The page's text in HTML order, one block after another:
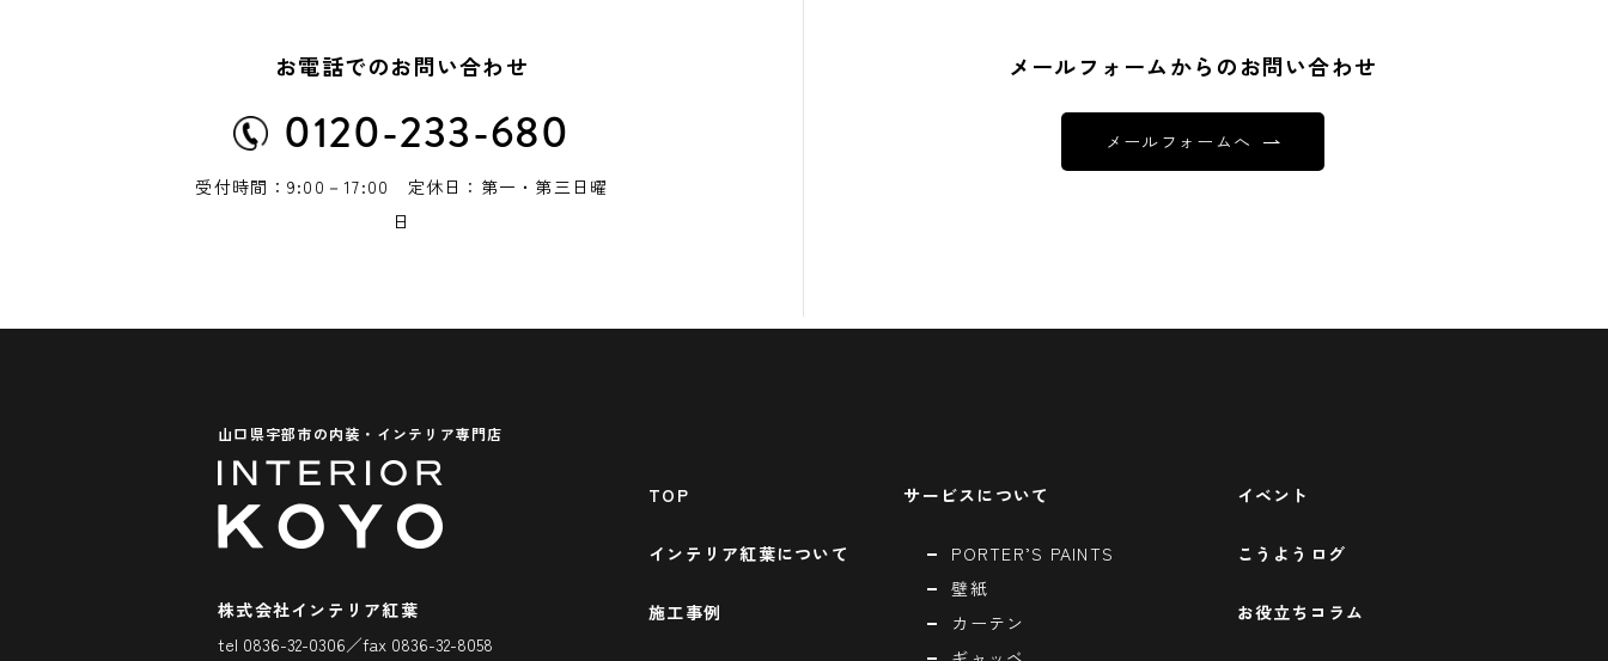
お電話でのお問い合わせ
0120-233-680
受付時間：9:00－17:00 定休日：第一・第三日曜
日
メールフォームからのお問い合わせ
メールフォームへ
山口県宇部市の内装・インテリア専門店
株式会社インテリア紅葉
tel 0836-32-0306／fax 0836-32-8058
TOP
インテリア紅葉について
施工事例
サービスについて
PORTER’S PAINTS
壁紙
カーテン
イベント
こうようログ
お役立ちコラム